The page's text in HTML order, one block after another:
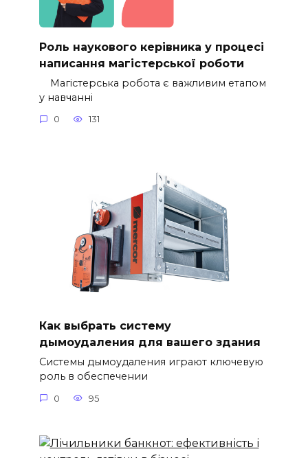
Роль наукового керівника у процесі
написання магістерської роботи
Магістерська робота є важливим етапом
у навчанні
0 131
Как выбрать систему
дымоудаления для вашего здания
Системы дымоудаления играют ключевую
роль в обеспечении
0 95